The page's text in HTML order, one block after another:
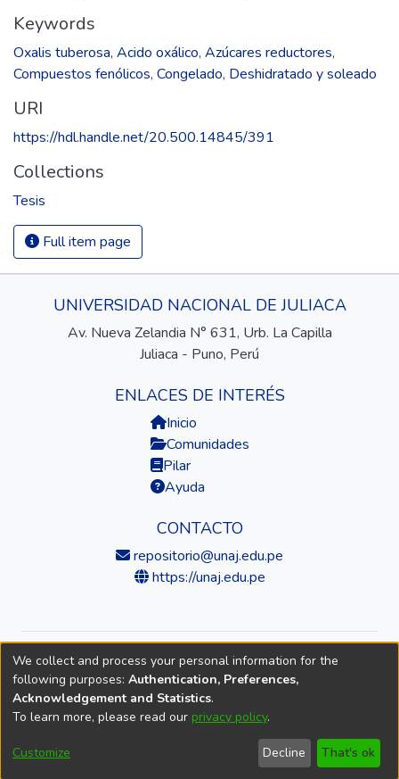
Keywords
Oxalis tuberosa, Acido oxálico, Azúcares reductores,
Compuestos fenólicos, Congelado, Deshidratado y soleado
URI
https://hdl.handle.net/20.500.14845/391
Collections
Tesis
Full item page
UNIVERSIDAD NACIONAL DE JULIACA
Av. Nueva Zelandia N° 631, Urb. La Capilla
Juliaca - Puno, Perú
ENLACES DE INTERÉS
Inicio
Comunidades
Pilar
Ayuda
CONTACTO
repositorio@unaj.edu.pe
https://unaj.edu.pe
© 2026 Universidad Nacional de Juliaca — Repositorio
Institucional
DSpace softwarecopyright © 2002-2026
Cookie
End User
Agreement
Send
Feedback
We collect and process your personal information for the
following purposes: Authentication, Preferences,
Acknowledgement and Statistics.
To learn more, please read our privacy policy.
Customize Decline That's ok